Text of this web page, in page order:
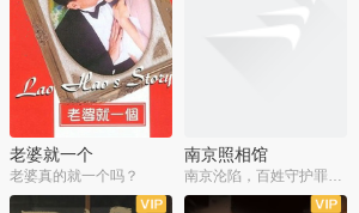
老婆就一个
老婆真的就一个吗？
南京照相馆
南京沦陷，百姓守护罪证底片